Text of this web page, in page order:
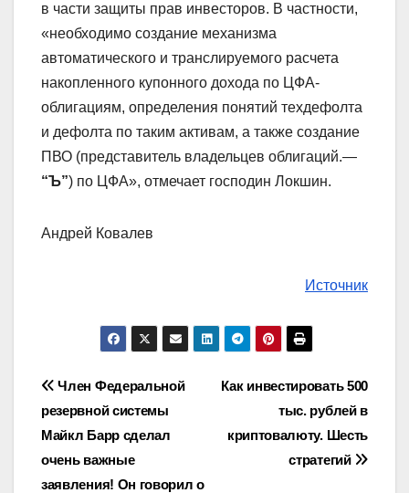
в части защиты прав инвесторов. В частности,
«необходимо создание механизма
автоматического и транслируемого расчета
накопленного купонного дохода по ЦФА-
облигациям, определения понятий техдефолта
и дефолта по таким активам, а также создание
ПВО (представитель владельцев облигаций.—
“Ъ”) по ЦФА», отмечает господин Локшин.
Андрей Ковалев
Источник
Навигация
по
записям
Как инвестировать 500
тыс. рублей в
криптовалюту. Шесть
стратегий
Член Федеральной
резервной системы
Майкл Барр сделал
очень важные
заявления! Он говорил о